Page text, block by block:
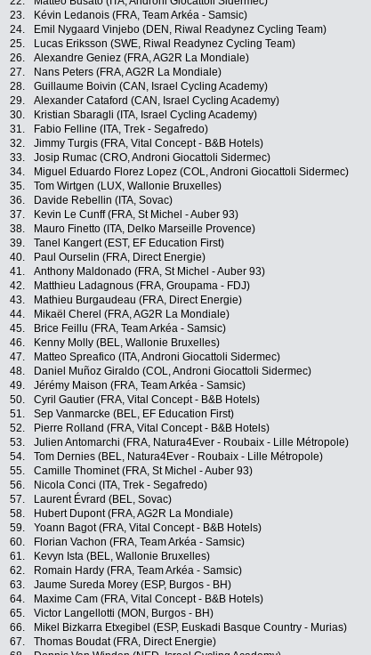
23.
Kévin Ledanois (FRA, Team Arkéa - Samsic)
24.
Emil Nygaard Vinjebo (DEN, Riwal Readynez Cycling Team)
25.
Lucas Eriksson (SWE, Riwal Readynez Cycling Team)
26.
Alexandre Geniez (FRA, AG2R La Mondiale)
27.
Nans Peters (FRA, AG2R La Mondiale)
28.
Guillaume Boivin (CAN, Israel Cycling Academy)
29.
Alexander Cataford (CAN, Israel Cycling Academy)
30.
Kristian Sbaragli (ITA, Israel Cycling Academy)
31.
Fabio Felline (ITA, Trek - Segafredo)
32.
Jimmy Turgis (FRA, Vital Concept - B&B Hotels)
33.
Josip Rumac (CRO, Androni Giocattoli Sidermec)
34.
Miguel Eduardo Florez Lopez (COL, Androni Giocattoli Sidermec)
35.
Tom Wirtgen (LUX, Wallonie Bruxelles)
36.
Davide Rebellin (ITA, Sovac)
37.
Kevin Le Cunff (FRA, St Michel - Auber 93)
38.
Mauro Finetto (ITA, Delko Marseille Provence)
39.
Tanel Kangert (EST, EF Education First)
40.
Paul Ourselin (FRA, Direct Energie)
41.
Anthony Maldonado (FRA, St Michel - Auber 93)
42.
Matthieu Ladagnous (FRA, Groupama - FDJ)
43.
Mathieu Burgaudeau (FRA, Direct Energie)
44.
Mikaël Cherel (FRA, AG2R La Mondiale)
45.
Brice Feillu (FRA, Team Arkéa - Samsic)
46.
Kenny Molly (BEL, Wallonie Bruxelles)
47.
Matteo Spreafico (ITA, Androni Giocattoli Sidermec)
48.
Daniel Muñoz Giraldo (COL, Androni Giocattoli Sidermec)
49.
Jérémy Maison (FRA, Team Arkéa - Samsic)
50.
Cyril Gautier (FRA, Vital Concept - B&B Hotels)
51.
Sep Vanmarcke (BEL, EF Education First)
52.
Pierre Rolland (FRA, Vital Concept - B&B Hotels)
53.
Julien Antomarchi (FRA, Natura4Ever - Roubaix - Lille Métropole)
54.
Tom Dernies (BEL, Natura4Ever - Roubaix - Lille Métropole)
55.
Camille Thominet (FRA, St Michel - Auber 93)
56.
Nicola Conci (ITA, Trek - Segafredo)
57.
Laurent Évrard (BEL, Sovac)
58.
Hubert Dupont (FRA, AG2R La Mondiale)
59.
Yoann Bagot (FRA, Vital Concept - B&B Hotels)
60.
Florian Vachon (FRA, Team Arkéa - Samsic)
61.
Kevyn Ista (BEL, Wallonie Bruxelles)
62.
Romain Hardy (FRA, Team Arkéa - Samsic)
63.
Jaume Sureda Morey (ESP, Burgos - BH)
64.
Maxime Cam (FRA, Vital Concept - B&B Hotels)
65.
Victor Langellotti (MON, Burgos - BH)
66.
Mikel Bizkarra Etxegibel (ESP, Euskadi Basque Country - Murias)
67.
Thomas Boudat (FRA, Direct Energie)